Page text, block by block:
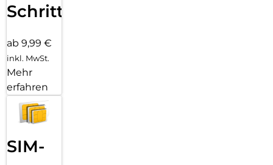
Schritten
ab 9,99 €
inkl. MwSt.
Mehr
erfahren
SIM-